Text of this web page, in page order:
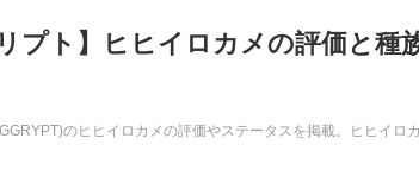
プト】ヒヒイロカメの評価と種
のヒヒイロカメの評価やステータスを掲載。ヒヒイロ